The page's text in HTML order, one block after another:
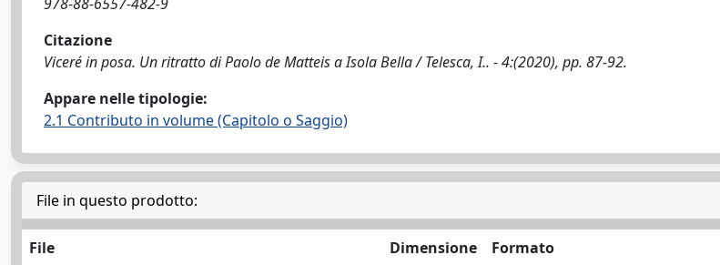
Citazione
Viceré in posa. Un ritratto di Paolo de Matteis a Isola Bella / Telesca, I.. - 4:(2020), pp. 87-92.
Appare nelle tipologie:
2.1 Contributo in volume (Capitolo o Saggio)
File in questo prodotto:
File Dimensione Formato